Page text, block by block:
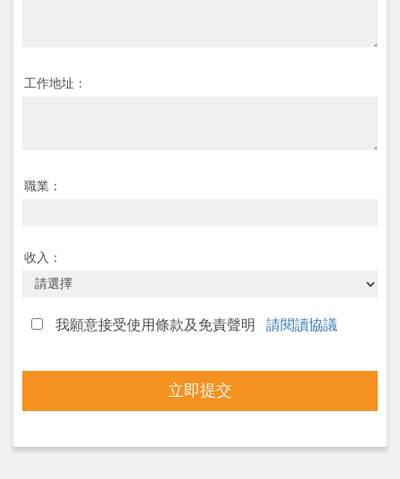
工作地址：
職業：
收入：
我願意接受使用條款及免責聲明 請閱讀協議